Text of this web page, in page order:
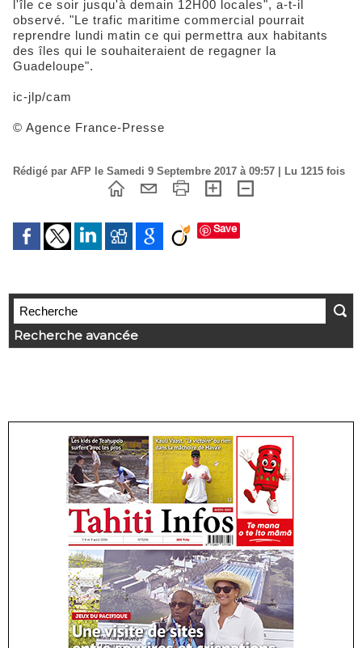
l'île ce soir jusqu'à demain 12H00 locales", a-t-il
observé. "Le trafic maritime commercial pourrait
reprendre lundi matin ce qui permettra aux habitants
des îles qui le souhaiteraient de regagner la
Guadeloupe".
ic-jlp/cam
© Agence France-Presse
Rédigé par AFP le Samedi 9 Septembre 2017 à 09:57 | Lu 1215 fois
Save
Recherche avancée